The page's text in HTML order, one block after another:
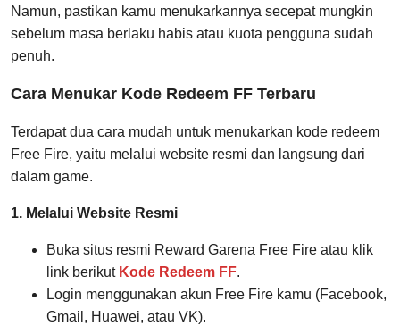
Namun, pastikan kamu menukarkannya secepat mungkin
sebelum masa berlaku habis atau kuota pengguna sudah
penuh.
Cara Menukar Kode Redeem FF Terbaru
Terdapat dua cara mudah untuk menukarkan kode redeem
Free Fire, yaitu melalui website resmi dan langsung dari
dalam game.
1. Melalui Website Resmi
Buka situs resmi Reward Garena Free Fire atau klik
link berikut Kode Redeem FF.
Login menggunakan akun Free Fire kamu (Facebook,
Gmail, Huawei, atau VK).